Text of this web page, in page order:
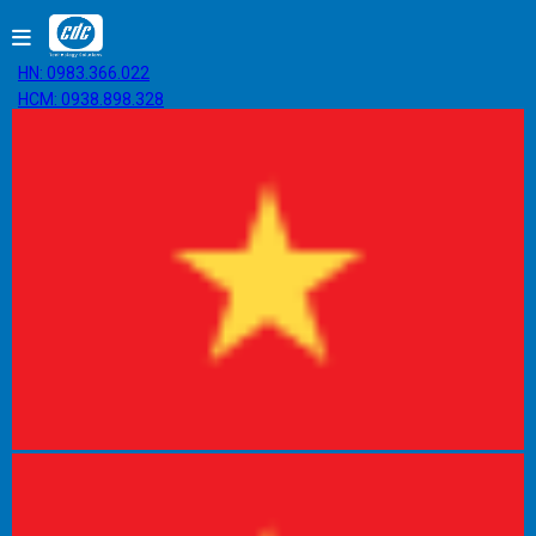
HN: 0983.366.022
HCM: 0938.898.328